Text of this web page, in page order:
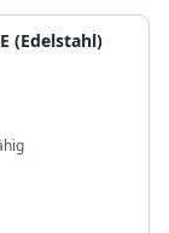
(Edelstahl)